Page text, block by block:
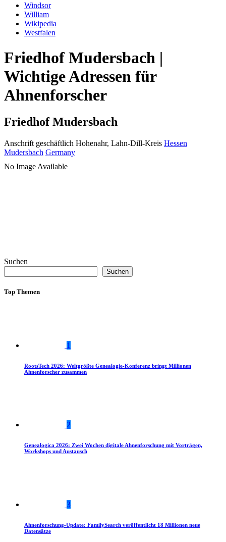
Windsor
William
Wikipedia
Westfalen
Friedhof Mudersbach |
Wichtige Adressen für
Ahnenforscher
Friedhof Mudersbach
Anschrift geschäftlich Hohenahr, Lahn-Dill-Kreis Hessen
Mudersbach Germany
No Image Available
Suchen
Suchen
Top Themen
1
RootsTech 2026: Weltgrößte Genealogie-Konferenz bringt Millionen
Ahnenforscher zusammen
2
Genealogica 2026: Zwei Wochen digitale Ahnenforschung mit Vorträgen,
Workshops und Austausch
3
Ahnenforschung-Update: FamilySearch veröffentlicht 18 Millionen neue
Datensätze